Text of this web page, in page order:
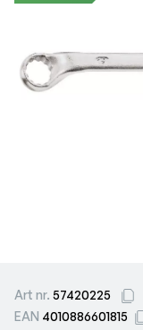
Art nr. 57420225
EAN 4010886601815